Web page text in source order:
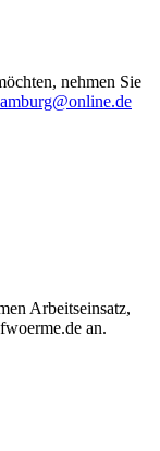
nehmen Sie
Arbeitseinsatz,
an.